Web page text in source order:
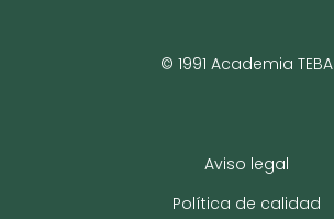
© 1991 Academia TEBA
Aviso legal
Política de calidad